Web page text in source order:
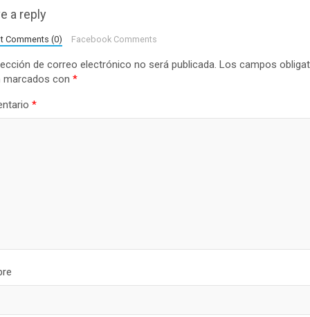
a reply
Comments (0) Facebook Comments
de correo electrónico no será publicada. Los campos
marcados con *
*